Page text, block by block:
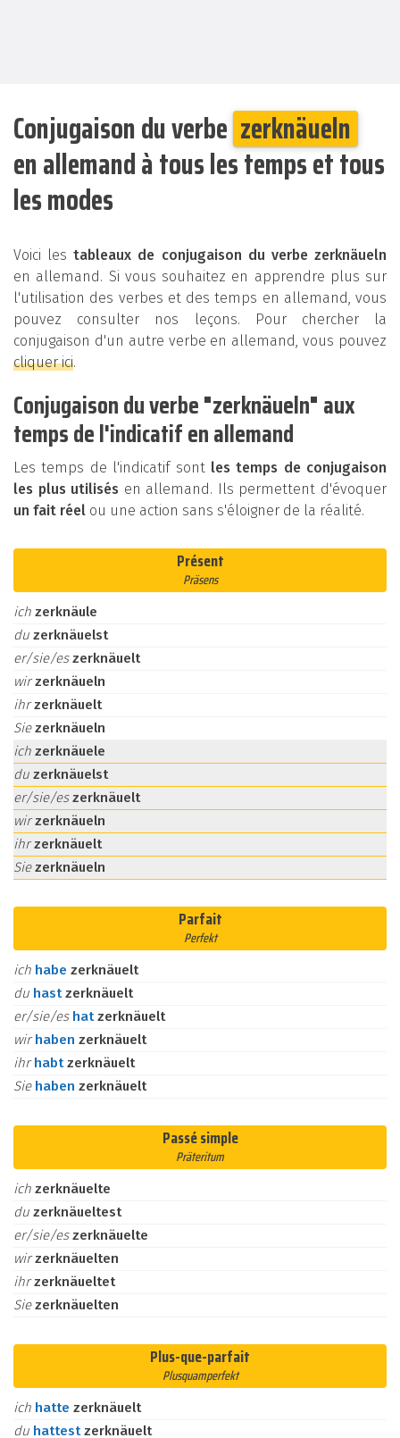
Conjugaison du verbe zerknäueln
en allemand à tous les temps et tous
les modes
Voici lestableaux de conjugaison du verbe zerknäueln
en allemand. Si vous souhaitez en apprendre plus sur
l'utilisation des verbes et des temps en allemand, vous
pouvez consulter nos leçons. Pour chercher la
conjugaison d'un autre verbe en allemand, vous pouvez
cliquer ici.
Conjugaison du verbe "zerknäueln" aux
temps de l'indicatif en allemand
Les temps de l'indicatif sont les temps de conjugaison
les plus utilisés en allemand. Ils permettent d'évoquer
un fait réel ou une action sans s'éloigner de la réalité.
Présent
Präsens
ich zerknäule
du zerknäuelst
er/sie/eszerknäuelt
wirzerknäueln
ihrzerknäuelt
Siezerknäueln
ich zerknäuele
du zerknäuelst
er/sie/eszerknäuelt
wirzerknäueln
ihrzerknäuelt
Siezerknäueln
Parfait
Perfekt
ich habe zerknäuelt
du hastzerknäuelt
er/sie/es hatzerknäuelt
wirhaben zerknäuelt
ihrhabtzerknäuelt
Sie haben zerknäuelt
Passé simple
Präteritum
ich zerknäuelte
du zerknäueltest
er/sie/eszerknäuelte
wirzerknäuelten
ihrzerknäueltet
Siezerknäuelten
Plus-que-parfait
Plusquamperfekt
ich hatte zerknäuelt
du hattestzerknäuelt